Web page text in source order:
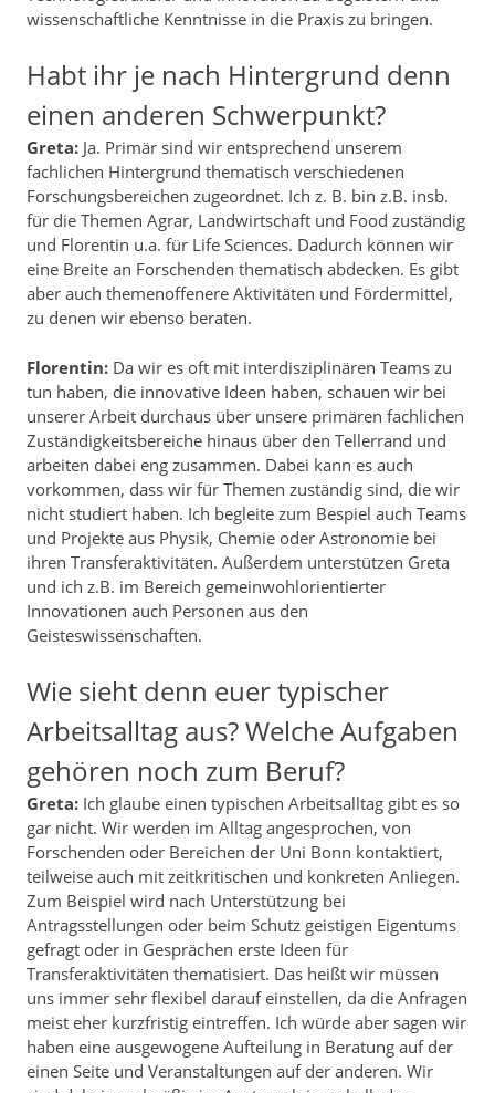
wissenschaftliche Kenntnisse in die Praxis zu bringen.
Habt ihr je nach Hintergrund denn
einen anderen Schwerpunkt?
Greta: Ja. Primär sind wir entsprechend unserem
fachlichen Hintergrund thematisch verschiedenen
Forschungsbereichen zugeordnet. Ich z. B. bin z.B. insb.
für die Themen Agrar, Landwirtschaft und Food zuständig
und Florentin u.a. für Life Sciences. Dadurch können wir
eine Breite an Forschenden thematisch abdecken. Es gibt
aber auch themenoffenere Aktivitäten und Fördermittel,
zu denen wir ebenso beraten.
Florentin: Da wir es oft mit interdisziplinären Teams zu
tun haben, die innovative Ideen haben, schauen wir bei
unserer Arbeit durchaus über unsere primären fachlichen
Zuständigkeitsbereiche hinaus über den Tellerrand und
arbeiten dabei eng zusammen. Dabei kann es auch
vorkommen, dass wir für Themen zuständig sind, die wir
nicht studiert haben. Ich begleite zum Bespiel auch Teams
und Projekte aus Physik, Chemie oder Astronomie bei
ihren Transferaktivitäten. Außerdem unterstützen Greta
und ich z.B. im Bereich gemeinwohlorientierter
Innovationen auch Personen aus den
Geisteswissenschaften.
Wie sieht denn euer typischer
Arbeitsalltag aus? Welche Aufgaben
gehören noch zum Beruf?
Greta: Ich glaube einen typischen Arbeitsalltag gibt es so
gar nicht. Wir werden im Alltag angesprochen, von
Forschenden oder Bereichen der Uni Bonn kontaktiert,
teilweise auch mit zeitkritischen und konkreten Anliegen.
Zum Beispiel wird nach Unterstützung bei
Antragsstellungen oder beim Schutz geistigen Eigentums
gefragt oder in Gesprächen erste Ideen für
Transferaktivitäten thematisiert. Das heißt wir müssen
uns immer sehr flexibel darauf einstellen, da die Anfragen
meist eher kurzfristig eintreffen. Ich würde aber sagen wir
haben eine ausgewogene Aufteilung in Beratung auf der
einen Seite und Veranstaltungen auf der anderen. Wir